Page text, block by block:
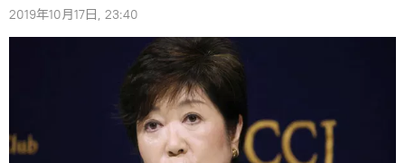
2019年10月17日, 23:40